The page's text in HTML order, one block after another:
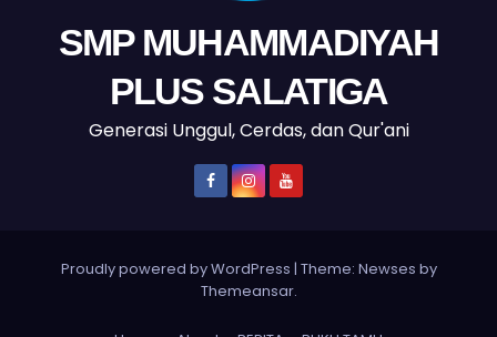
SMP MUHAMMADIYAH
PLUS SALATIGA
Generasi Unggul, Cerdas, dan Qur'ani
Proudly powered by WordPress | Theme: Newses by
Themeansar.